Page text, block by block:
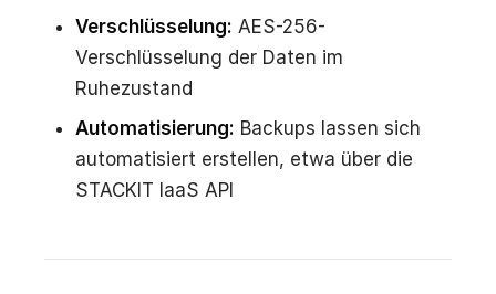
Verschlüsselung: AES-256-
Verschlüsselung der Daten im
Ruhezustand
Automatisierung: Backups lassen sich
automatisiert erstellen, etwa über die
STACKIT IaaS API